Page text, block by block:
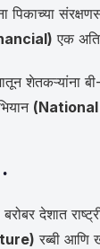
पिकाच्या
एक
शेतकऱ्यांना
देशात
रब्बी आणि